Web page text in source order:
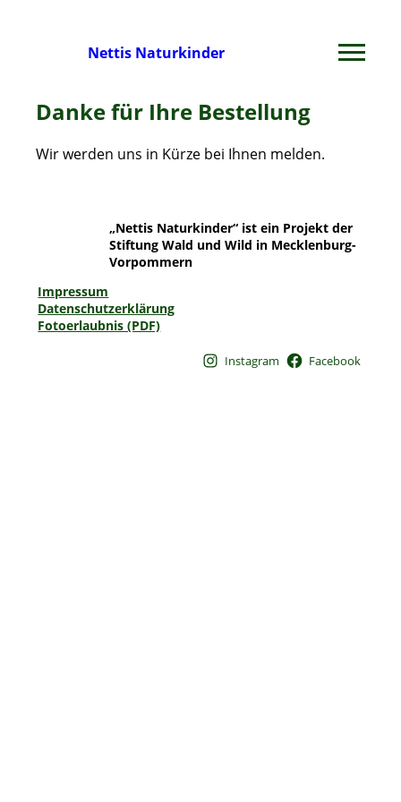
Nettis Naturkinder
Danke für Ihre Bestellung
Wir werden uns in Kürze bei Ihnen melden.
„Nettis Naturkinder“ ist ein Projekt der
Stiftung Wald und Wild in Mecklenburg-
Vorpommern
Impressum
Datenschutzerklärung
Fotoerlaubnis (PDF)
Instagram Facebook